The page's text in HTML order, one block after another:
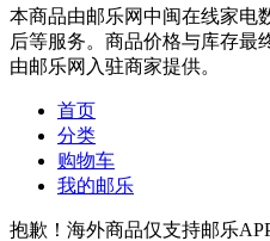
本商品由邮乐网中闽在线家电
后等服务。商品价格与库存最
由邮乐网入驻商家提供。
首页
分类
购物车
我的邮乐
抱歉！海外商品仅支持邮乐